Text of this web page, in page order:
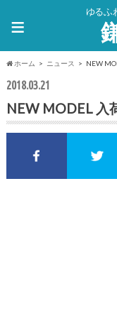
ゆるふ
≡
ホーム ニュース NEW
2018.03.21
NEW MODEL 入